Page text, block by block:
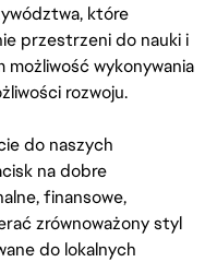
które
przestrzeni do nauki i
możliwość wykonywania
rozwoju.
do naszych
na dobre
finansowe,
zrównoważony styl
do lokalnych